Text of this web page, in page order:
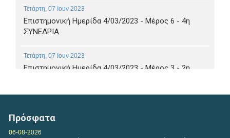
Τετάρτη, 07 Ιουν 2023
Επιστημονική Ημερίδα 4/03/2023 - Μέρος 6 - 4η
ΣΥΝΕΔΡΙΑ
Τετάρτη, 07 Ιουν 2023
Επιστημονική Ημερίδα 4/03/2023 - Μέρος 3 - 2η
Επιστημονική Ημερίδα 4/03/2023 - Μέρος 4 - 2η
ΣΥΝΕΔΡΙΑ ΚΟΥΤΣΟΥΜΠΑ
Πρόσφατα
06-08-2026